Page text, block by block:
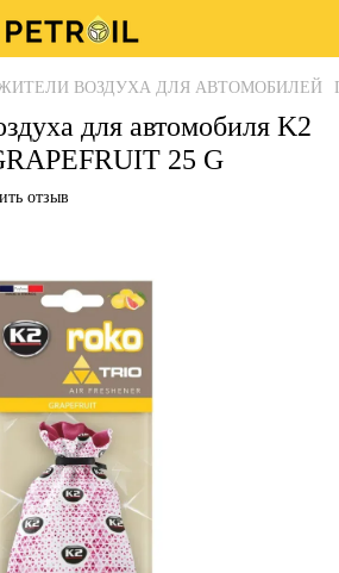
ВОЗДУХА ДЛЯ АВТОМОБИЛЕЙ
для автомобиля K2
25 G
отзыв